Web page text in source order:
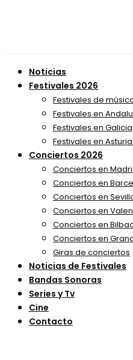
Noticias
Festivales 2026
Festivales de
Festivales en
Festivales en Galicia
Festivales en
Conciertos 2026
Conciertos en
Conciertos en
Conciertos en
Conciertos en
Conciertos en
Conciertos en
Giras de conciertos
Noticias de Festivales
Bandas Sonoras
Series y Tv
Cine
Contacto